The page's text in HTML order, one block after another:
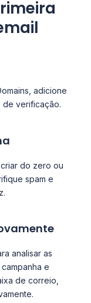
adicione
de verificação.
do zero ou
spam e
analisar as
e
de correio,